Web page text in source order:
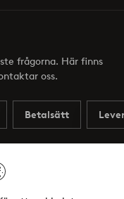
frågorna. Här finns
oss.
Betalsätt